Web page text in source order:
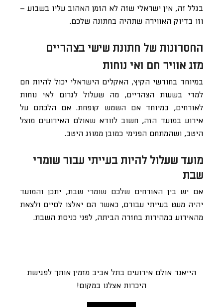
בגלל זה, אין ישראלי שזה לא הזמן האהוב עליו בשבוע –
וזו בדיוק האווירה שתהיה בחתונה שלכם.
החסרונות של חתונת שישי בצהריים
מזג אוויר חם ואי נוחות
במיוחד בחודשי הקיץ, האקלים הישראלי יכול להיות חם
למדי בשעות הצהריים, מה שעלול לגרום לאי נוחות
לאורחים, במיוחד אם השמש קופחת. אם הלכתם על
אירוע במועד הזה, חשוב לוודא שאולם האירועים מוצל
היטב, ושהמתחם הפנימי כמובן ממוזג היטב.
מועד שעלול להיות בעייתי עבור שומרי
שבת
אם יש בין האורחים שלכם שומרי שבת, יתכן והמועד
יהיה מעט בעייתי עבורם, כאשר הם יאלצו לסיים ולצאת
מהאירוע במהירות בחזרה הביתה, לפני כניסת השבת.
הייאנד אולם אירועים בתל אביב מזמין אותך לפגישת
היכרות אצלנו במקום!